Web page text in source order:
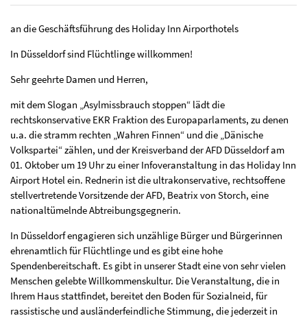
an die Geschäftsführung des Holiday Inn Airporthotels
In Düsseldorf sind Flüchtlinge willkommen!
Sehr geehrte Damen und Herren,
mit dem Slogan „Asylmissbrauch stoppen“ lädt die
rechtskonservative EKR Fraktion des Europaparlaments, zu denen
u.a. die stramm rechten „Wahren Finnen“ und die „Dänische
Volkspartei“ zählen, und der Kreisverband der AFD Düsseldorf am
01. Oktober um 19 Uhr zu einer Infoveranstaltung in das Holiday Inn
Airport Hotel ein. Rednerin ist die ultrakonservative, rechtsoffene
stellvertretende Vorsitzende der AFD, Beatrix von Storch, eine
nationaltümelnde Abtreibungsgegnerin.
In Düsseldorf engagieren sich unzählige Bürger und Bürgerinnen
ehrenamtlich für Flüchtlinge und es gibt eine hohe
Spendenbereitschaft. Es gibt in unserer Stadt eine von sehr vielen
Menschen gelebte Willkommenskultur. Die Veranstaltung, die in
Ihrem Haus stattfindet, bereitet den Boden für Sozialneid, für
rassistische und ausländerfeindliche Stimmung, die jederzeit in